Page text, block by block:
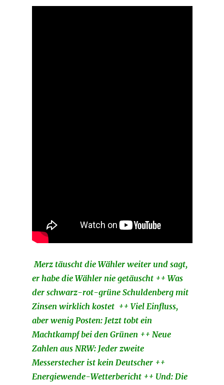
Merz täuscht die Wähler weiter und sagt,
er habe die Wähler nie getäuscht ++ Was
der schwarz-rot-grüne Schuldenberg mit
Zinsen wirklich kostet ++ Viel Einfluss,
aber wenig Posten: Jetzt tobt ein
Machtkampf bei den Grünen ++ Neue
Zahlen aus NRW: Jeder zweite
Messerstecher ist kein Deutscher ++
Energiewende-Wetterbericht ++ Und: Die